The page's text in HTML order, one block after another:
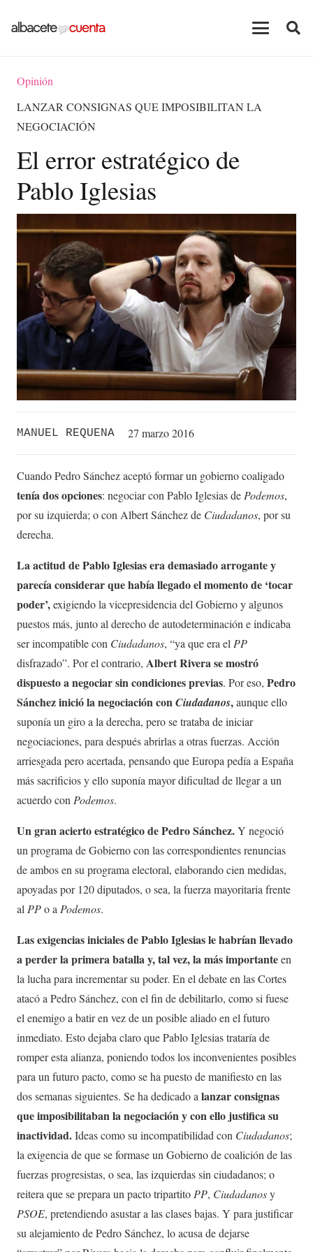
Opinión
LANZAR CONSIGNAS QUE IMPOSIBILITAN LA
NEGOCIACIÓN
El error estratégico de
Pablo Iglesias
MANUEL REQUENA 27 marzo 2016
Cuando Pedro Sánchez aceptó formar un gobierno coaligado
tenía dos opciones: negociar con Pablo Iglesias de Podemos,
por su izquierda; o con Albert Sánchez de Ciudadanos, por su
derecha.
La actitud de Pablo Iglesias era demasiado arrogante y
parecía considerar que había llegado el momento de ‘tocar
poder’,exigiendo la vicepresidencia del Gobierno y algunos
puestos más, junto al derecho de autodeterminación e indicaba
ser incompatible con Ciudadanos, “ya que era el PP
disfrazado”. Por el contrario, Albert Rivera se mostró
dispuesto a negociar sin condiciones previas. Por eso, Pedro
Sánchez inició la negociación conCiudadanos,aunque ello
suponía un giro a la derecha, pero se trataba de iniciar
negociaciones, para después abrirlas a otras fuerzas. Acción
arriesgada pero acertada, pensando que Europa pedía a España
más sacrificios y ello suponía mayor dificultad de llegar a un
acuerdo con Podemos.
Un gran acierto estratégico de Pedro Sánchez.Y negoció
un programa de Gobierno con las correspondientes renuncias
de ambos en su programa electoral, elaborando cien medidas,
apoyadas por 120 diputados, o sea, la fuerza mayoritaria frente
al PPo a Podemos.
Las exigencias iniciales de Pablo Iglesias le habrían llevado
a perder la primera batalla y, tal vez, la más importanteen
la lucha para incrementar su poder. En el debate en las Cortes
atacó a Pedro Sánchez, con el fin de debilitarlo, como si fuese
el enemigo a batir en vez de un posible aliado en el futuro
inmediato. Esto dejaba claro que Pablo Iglesias trataría de
romper esta alianza, poniendo todos los inconvenientes posibles
para un futuro pacto, como se ha puesto de manifiesto en las
dos semanas siguientes. Se ha dedicado a lanzar consignas
que imposibilitaban la negociación y con ello justifica su
inactividad.Ideas como su incompatibilidad con Ciudadanos;
la exigencia de que se formase un Gobierno de coalición de las
fuerzas progresistas, o sea, las izquierdas sin ciudadanos; o
reitera que se prepara un pacto tripartito PP, Ciudadanosy
PSOE, pretendiendo asustar a las clases bajas. Y para justificar
su alejamiento de Pedro Sánchez, lo acusa de dejarse